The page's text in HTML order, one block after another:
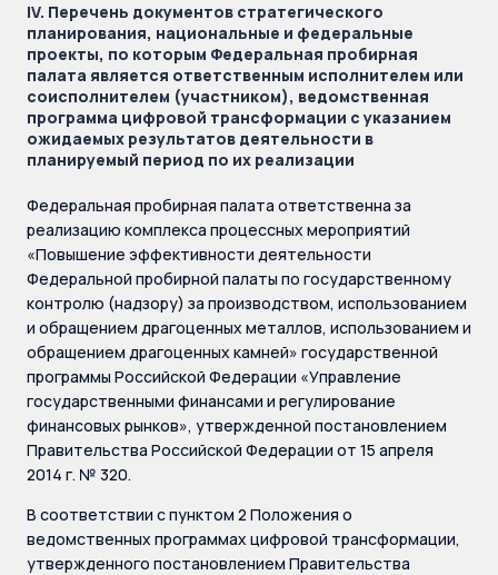
IV. Перечень документов стратегического
планирования, национальные и федеральные
проекты, по которым Федеральная пробирная
палата является ответственным исполнителем или
соисполнителем (участником), ведомственная
программа цифровой трансформации с указанием
ожидаемых результатов деятельности в
планируемый период по их реализации
Федеральная пробирная палата ответственна за
реализацию комплекса процессных мероприятий
«Повышение эффективности деятельности
Федеральной пробирной палаты по государственному
контролю (надзору) за производством, использованием
и обращением драгоценных металлов, использованием и
обращением драгоценных камней» государственной
программы Российской Федерации «Управление
государственными финансами и регулирование
финансовых рынков», утвержденной постановлением
Правительства Российской Федерации от 15 апреля
2014 г. № 320.
В соответствии с пунктом 2 Положения о
ведомственных программах цифровой трансформации,
утвержденного постановлением Правительства